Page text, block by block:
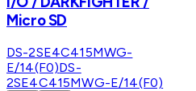
Micro SD
DS-2SE4C415MWG-
E/14(F0)DS-
2SE4C415MWG-E/14(F0)